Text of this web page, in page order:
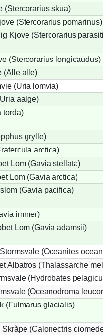
(Stercorarius skua)
(Stercorarius pomarinus)
Kjove (Stercorarius
(Stercorarius longicaudus)
(Alle alle)
(Uria lomvia)
aalge)
torda)
grylle)
arctica)
Lom (Gavia stellata)
Lom (Gavia arctica)
(Gavia pacifica)
immer)
Lom (Gavia adamsii)
(Oceanites
Albatros (Thalassarche
(Hydrobates
(Oceanodroma
(Fulmarus glacialis)
Skråpe (Calonectris